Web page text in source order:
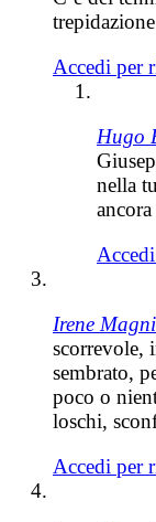
Accedi per
Hugo
nella
Irene Magni
scorrevole,
sembrato,
poco o
loschi,
Accedi per